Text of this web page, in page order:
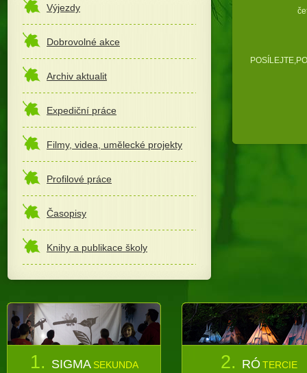
Výjezdy
Dobrovolné akce
Archiv aktualit
Expediční práce
Filmy, videa, umělecké projekty
Profilové práce
Časopisy
Knihy a publikace školy
četba :
1. SIGMA SEKUNDA
2. RÓ TERCIE